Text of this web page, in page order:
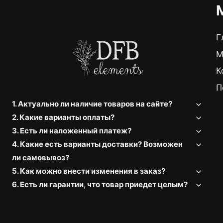
1. Актуально ли наличие товаров на сайте?
2. Какие варианты оплаты?
3. Есть ли наложенный платеж?
4. Какие есть варианты доставки? Возможен
ли самовывоз?
5. Как можно внести изменения в заказ?
6. Есть ли гарантии, что товар приедет целым?